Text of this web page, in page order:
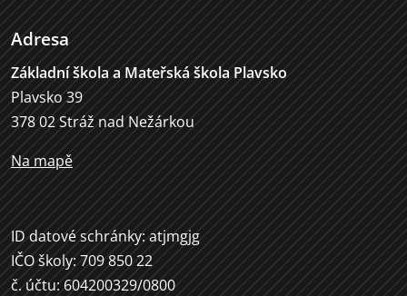
Adresa
Základní škola a Mateřská škola Plavsko
Plavsko 39
378 02 Stráž nad Nežárkou
Na mapě
ID datové schránky: atjmgjg
IČO školy: 709 850 22
č. účtu: 604200329/0800